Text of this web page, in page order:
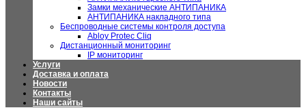
Замки механические АНТИПАНИКА
АНТИПАНИКА накладного типа
Беспроводные системы контроля доступа
Abloy Protec Cliq
Дистанционный мониторинг
IP мониторинг
Услуги
Доставка и оплата
Новости
Контакты
Наши сайты